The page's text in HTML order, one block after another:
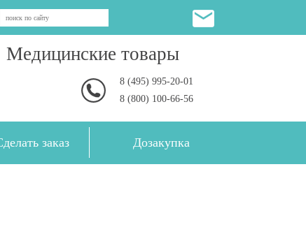
Медицинские товары
8 (495) 995-20-01
8 (800) 100-66-56
заказ Дозакупка